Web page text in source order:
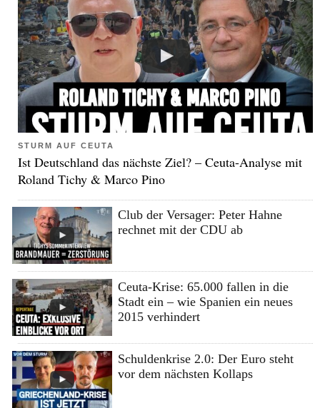
STURM AUF CEUTA
Ist Deutschland das nächste Ziel? – Ceuta-Analyse mit
Roland Tichy & Marco Pino
Club der Versager: Peter Hahne
rechnet mit der CDU ab
Ceuta-Krise: 65.000 fallen in die
Stadt ein – wie Spanien ein neues
2015 verhindert
Schuldenkrise 2.0: Der Euro steht
vor dem nächsten Kollaps